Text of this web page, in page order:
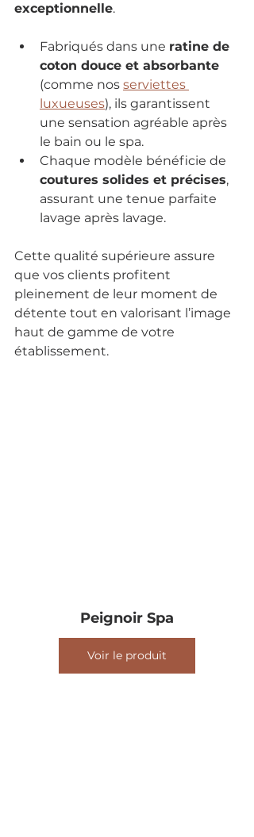
exceptionnelle.
Fabriqués dans une ratine de
coton douce et absorbante
(comme nos serviettes
luxueuses), ils garantissent
une sensation agréable après
le bain ou le spa.
Chaque modèle bénéficie de
coutures solides et précises,
assurant une tenue parfaite
lavage après lavage.
Cette qualité supérieure assure
que vos clients profitent
pleinement de leur moment de
détente tout en valorisant l’image
haut de gamme de votre
établissement.
Peignoir Spa
Voir le produit